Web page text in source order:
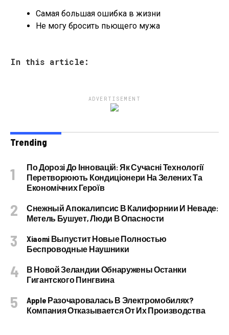
Самая большая ошибка в жизни
Не могу бросить пьющего мужа
In this article:
ADVERTISEMENT
Trending
По Дорозі До Інновацій: Як Сучасні Технології
Перетворюють Кондиціонери На Зелених Та
Економічних Героїв
Снежный Апокалипсис В Калифорнии И Неваде:
Метель Бушует, Люди В Опасности
Xiaomi Выпустит Новые Полностью
Беспроводные Наушники
В Новой Зеландии Обнаружены Останки
Гигантского Пингвина
Apple Разочаровалась В Электромобилях?
Компания Отказывается От Их Производства